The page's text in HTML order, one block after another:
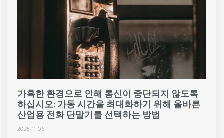
가혹한 환경으로 인해 통신이 중단되지 않도록
하십시오: 가동 시간을 최대화하기 위해 올바른
산업용 전화 단말기를 선택하는 방법
2025-11-06